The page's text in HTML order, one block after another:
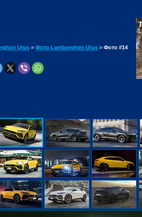
Urus » Фото Lamborghini Urus » Фото #14